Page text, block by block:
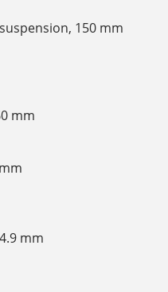
150 mm
mm
mm